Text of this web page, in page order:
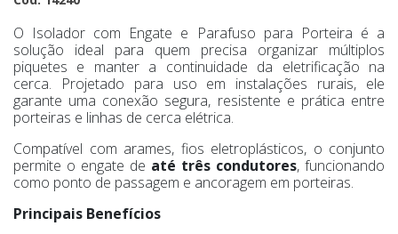
O Isolador com Engate e Parafuso para Porteira é a
solução ideal para quem precisa organizar múltiplos
piquetes e manter a continuidade da eletrificação na
cerca. Projetado para uso em instalações rurais, ele
garante uma conexão segura, resistente e prática entre
porteiras e linhas de cerca elétrica.
Compatível com arames, fios eletroplásticos, o conjunto
permite o engate de até três condutores, funcionando
como ponto de passagem e ancoragem em porteiras.
Principais Benefícios